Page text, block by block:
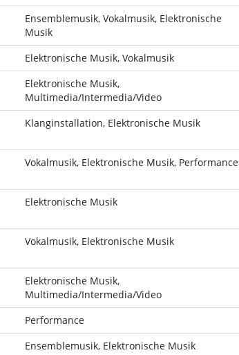
Ensemblemusik, Vokalmusik, Elektronische
Musik
Elektronische Musik, Vokalmusik
Elektronische Musik,
Multimedia/Intermedia/Video
Klanginstallation, Elektronische Musik
Vokalmusik, Elektronische Musik, Performance
Elektronische Musik
Vokalmusik, Elektronische Musik
Elektronische Musik,
Multimedia/Intermedia/Video
Performance
Ensemblemusik, Elektronische Musik